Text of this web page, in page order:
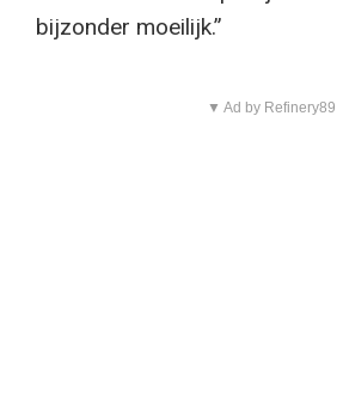
bijzonder moeilijk.”
▼ Ad by Refinery89